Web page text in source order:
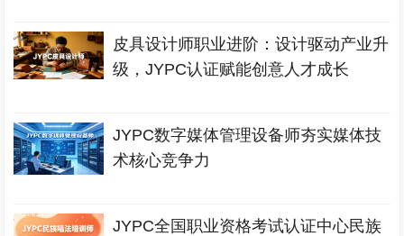
皮具设计师职业进阶：设计驱动产业升
级，JYPC认证赋能创意人才成长
JYPC数字媒体管理设备师夯实媒体技
术核心竞争力
JYPC全国职业资格考试认证中心民族